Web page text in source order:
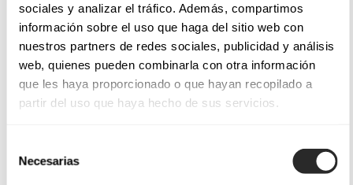
sociales y analizar el tráfico. Además, compartimos
información sobre el uso que haga del sitio web con
nuestros partners de redes sociales, publicidad y análisis
web, quienes pueden combinarla con otra información
que les haya proporcionado o que hayan recopilado a
partir del uso que haya hecho de sus servicios.
Necesarias